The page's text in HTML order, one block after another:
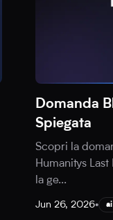
Domanda
Spiegata
Scopri la
Humanitys
la ge...
Jun 26, 2026• ai